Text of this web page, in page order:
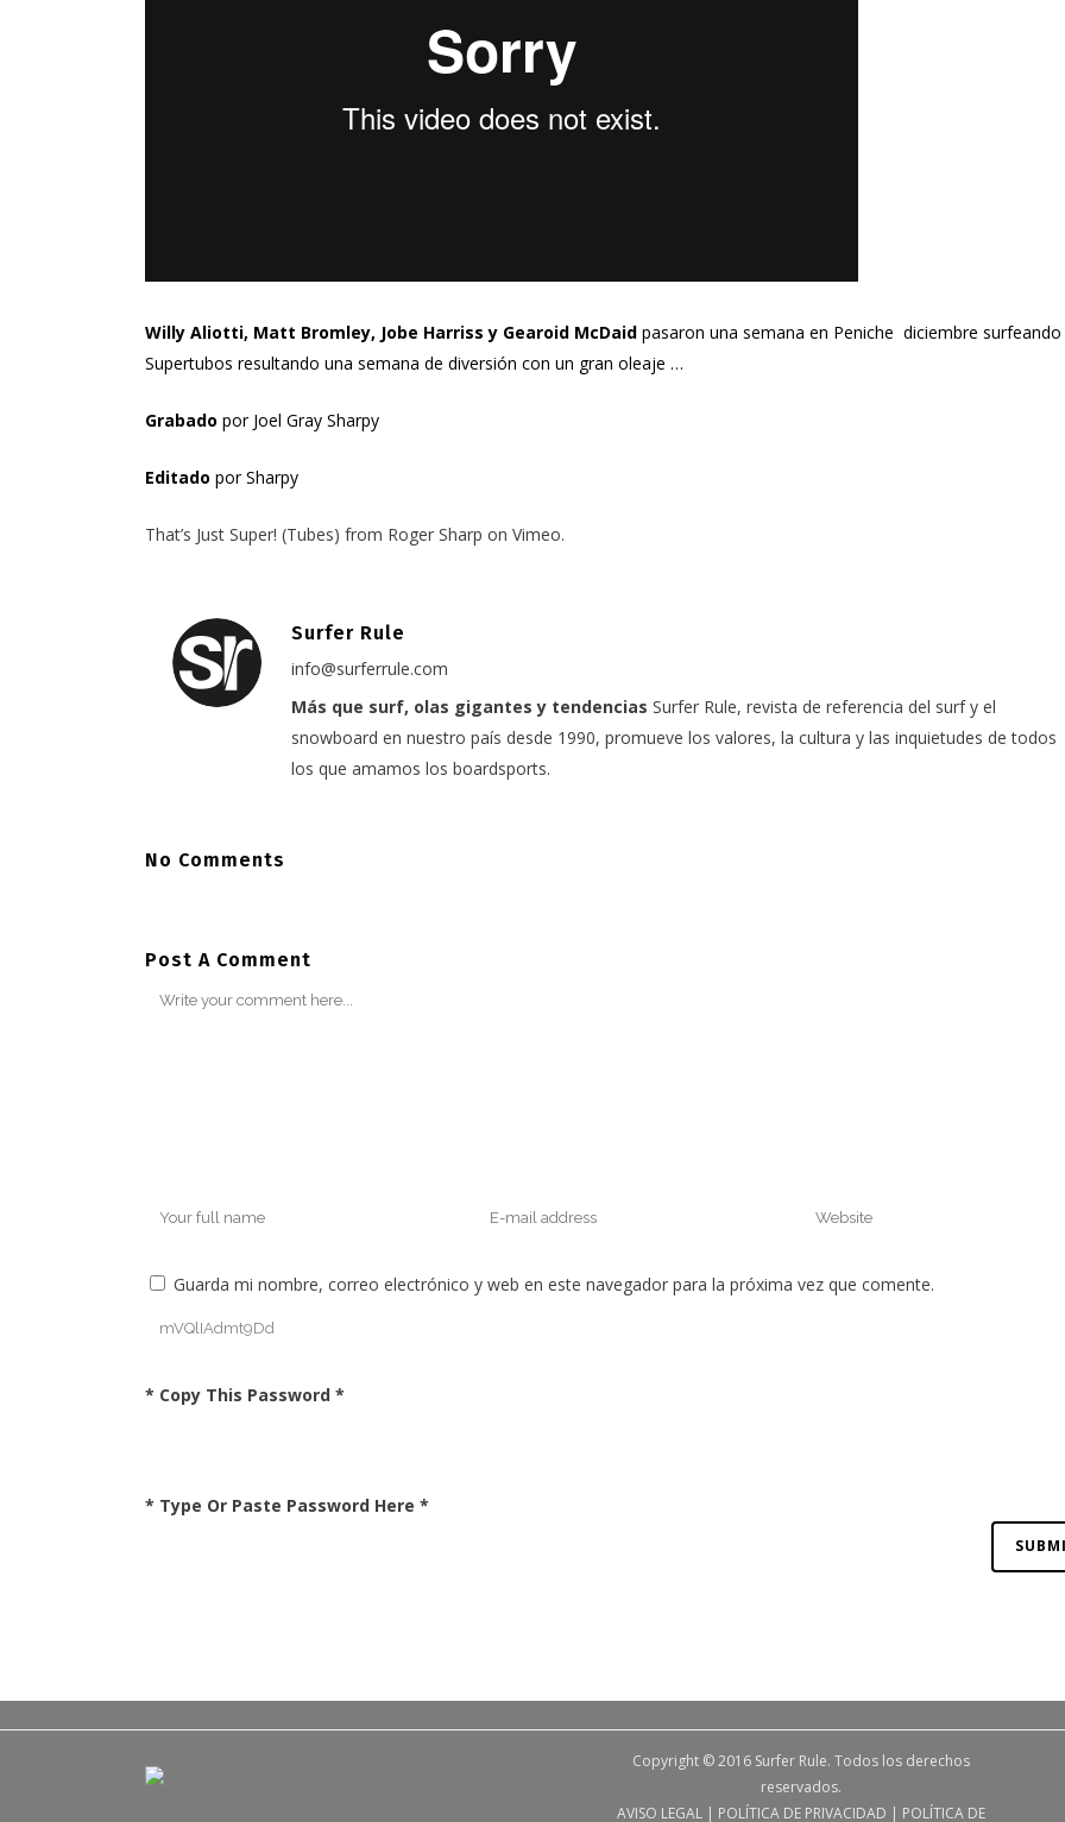
Willy Aliotti, Matt Bromley, Jobe Harriss y Gearoid McDaid pasaron una semana en Peniche diciembre surfeando
Supertubos resultando una semana de diversión con un gran oleaje …
Grabado por Joel Gray Sharpy
Editado por Sharpy
That’s Just Super! (Tubes) from Roger Sharp on Vimeo.
Surfer Rule
info@surferrule.com
Más que surf, olas gigantes y tendencias Surfer Rule, revista de referencia del surf y el
snowboard en nuestro país desde 1990, promueve los valores, la cultura y las inquietudes de todos
los que amamos los boardsports.
No Comments
Post A Comment
Guarda mi nombre, correo electrónico y web en este navegador para la próxima vez que comente.
* Copy This Password *
* Type Or Paste Password Here *
Copyright © 2016 Surfer Rule. Todos los derechos
reservados.
AVISO LEGAL | POLÍTICA DE PRIVACIDAD | POLÍTICA DE